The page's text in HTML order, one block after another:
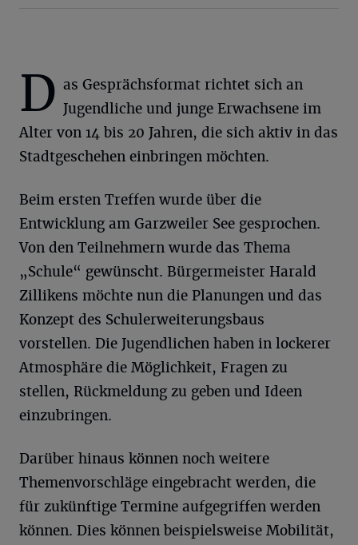
D as Gesprächsformat richtet sich an
Jugendliche und junge Erwachsene im
Alter von 14 bis 20 Jahren, die sich aktiv in das
Stadtgeschehen einbringen möchten.
Beim ersten Treffen wurde über die
Entwicklung am Garzweiler See gesprochen.
Von den Teilnehmern wurde das Thema
„Schule“ gewünscht. Bürgermeister Harald
Zillikens möchte nun die Planungen und das
Konzept des Schulerweiterungsbaus
vorstellen. Die Jugendlichen haben in lockerer
Atmosphäre die Möglichkeit, Fragen zu
stellen, Rückmeldung zu geben und Ideen
einzubringen.
Darüber hinaus können noch weitere
Themenvorschläge eingebracht werden, die
für zukünftige Termine aufgegriffen werden
können. Dies können beispielsweise Mobilität,